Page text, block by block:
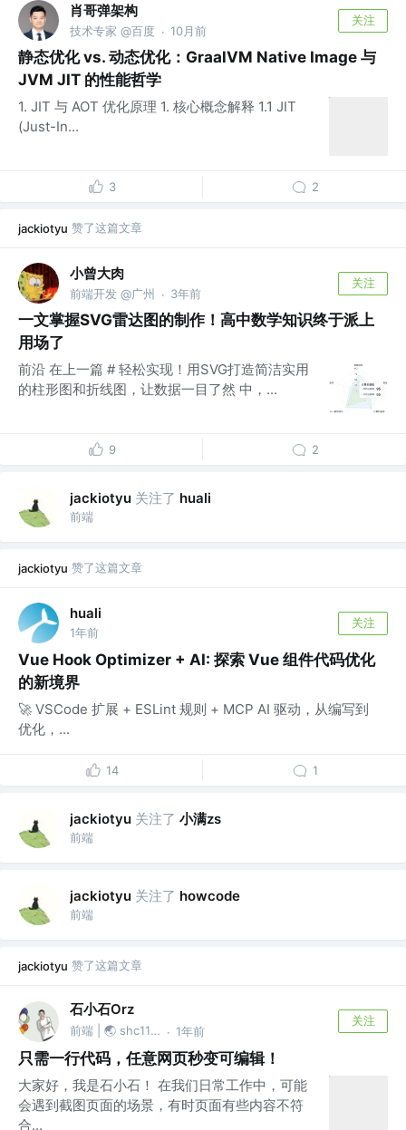
肖哥弹架构
技术专家 @百度 · 10月前
关注
静态优化 vs. 动态优化：GraalVM Native Image 与
JVM JIT 的性能哲学
1. JIT 与 AOT 优化原理 1. 核心概念解释 1.1 JIT
(Just-In...
3 2
jackiotyu 赞了这篇文章
小曾大肉
前端开发 @广州 · 3年前
关注
一文掌握SVG雷达图的制作！高中数学知识终于派上
用场了
前沿 在上一篇 # 轻松实现！用SVG打造简洁实用
的柱形图和折线图，让数据一目了然 中，...
9 2
jackiotyu 关注了 huali
前端
jackiotyu 赞了这篇文章
huali
1年前
关注
Vue Hook Optimizer + AI: 探索 Vue 组件代码优化
的新境界
🚀 VSCode 扩展 + ESLint 规则 + MCP AI 驱动，从编写到
优化，...
14 1
jackiotyu 关注了 小满zs
前端
jackiotyu 关注了 howcode
前端
jackiotyu 赞了这篇文章
石小石Orz
前端 | 🌏 shc1139874527 · 1年前
关注
只需一行代码，任意网页秒变可编辑！
大家好，我是石小石！ 在我们日常工作中，可能
会遇到截图页面的场景，有时页面有些内容不符
合...